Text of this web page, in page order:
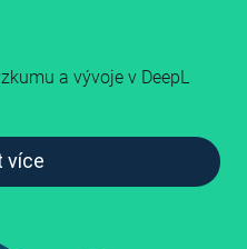
a vývoje v DeepL
více